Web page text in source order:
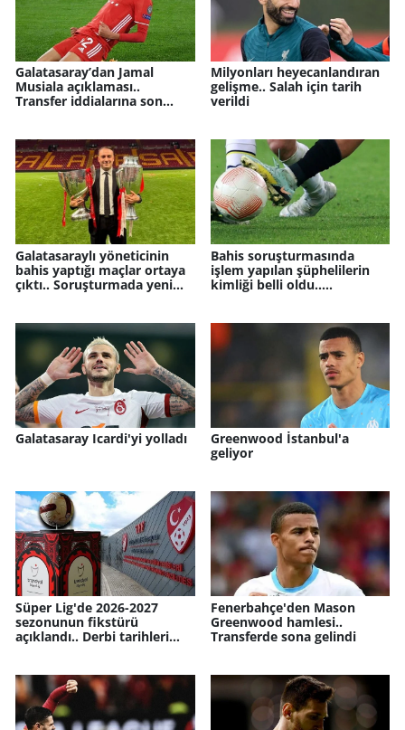
Galatasaray’dan Jamal
Musiala açıklaması..
Transfer iddialarına son
Milyonları heyecanlandıran
gelişme.. Salah için tarih
verildi
Galatasaraylı yöneticinin
bahis yaptığı maçlar ortaya
çıktı.. Soruşturmada yeni
Bahis soruşturmasında
işlem yapılan şüphelilerin
kimliği belli oldu..
Galatasaray Icardi'yi yolladı
Greenwood İstanbul'a
geliyor
Süper Lig'de 2026-2027
sezonunun fikstürü
açıklandı.. Derbi tarihleri
Fenerbahçe'den Mason
Greenwood hamlesi..
Transferde sona gelindi